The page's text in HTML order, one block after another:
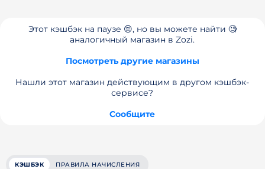
Этот кэшбэк на паузе 😔, но вы можете найти 🧐
аналогичный магазин в Zozi.
Посмотреть другие магазины
Нашли этот магазин действующим в другом кэшбэк-
сервисе?
Сообщите
КЭШБЭК ПРАВИЛА НАЧИСЛЕНИЯ